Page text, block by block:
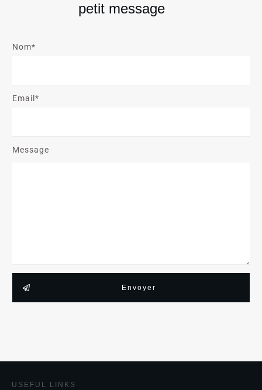
petit message
Nom*
Email*
Message
Envoyer
USEFUL LINKS